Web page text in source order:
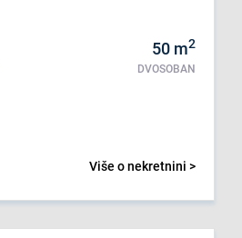
50 m2
DVOSOBAN
Više o nekretnini >